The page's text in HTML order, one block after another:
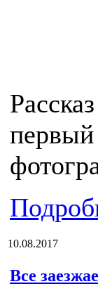
10.08.2017
Все